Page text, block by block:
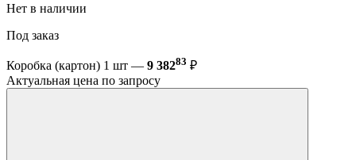
Нет в наличии
Под заказ
Коробка (картон) 1 шт — 9 38283 ₽
Актуальная цена по запросу